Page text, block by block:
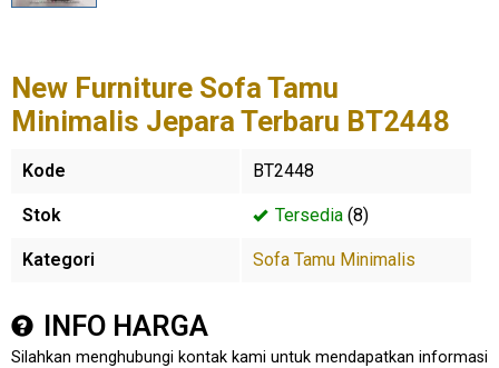
New Furniture Sofa Tamu
Minimalis Jepara Terbaru BT2448
Kode BT2448
Stok Tersedia (8)
Kategori Sofa Tamu Minimalis
INFO HARGA
Silahkan menghubungi kontak kami untuk mendapatkan informasi